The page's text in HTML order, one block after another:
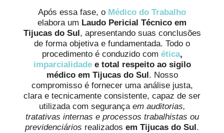
Após essa fase, o Médico do Trabalho
elabora um Laudo Pericial Técnico em
Tijucas do Sul , apresentando suas conclusões
de forma objetiva e fundamentada. Todo o
procedimento é conduzido com ética,
imparcialidadee total respeito ao sigilo
médico em Tijucas do Sul . Nosso
compromisso é fornecer uma análise justa,
clara e tecnicamente consistente, capaz de ser
utilizada com segurança em auditorias,
tratativas internas e processos trabalhistas ou
previdenciários realizados em Tijucas do Sul .